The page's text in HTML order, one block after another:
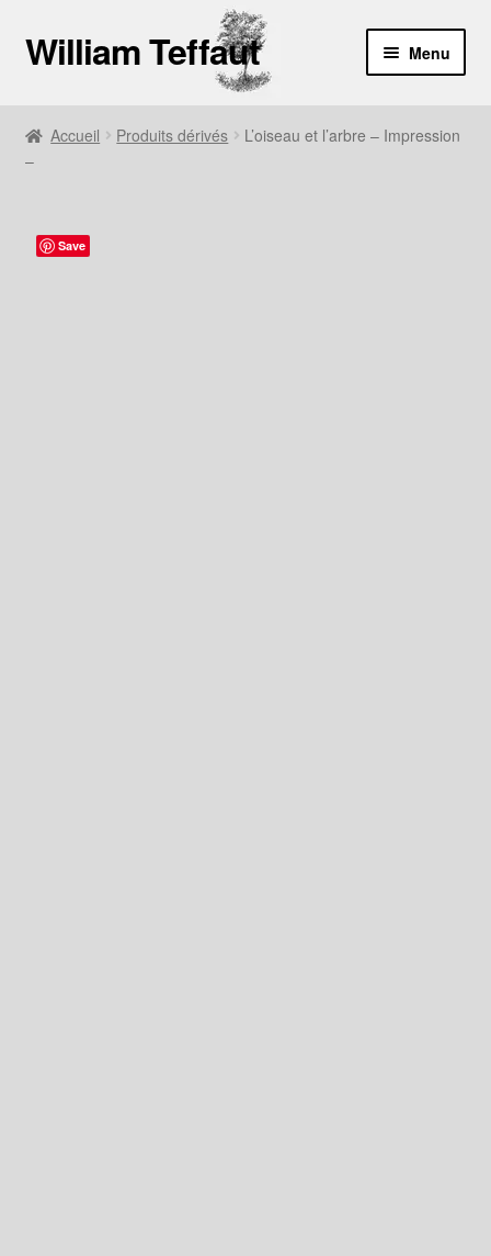
Aller
à
navigation
Aller
au
William Teffaut Menu
À propos
Accueil Produits dérivés
L’oiseau et l’arbre – Impression
–
Save